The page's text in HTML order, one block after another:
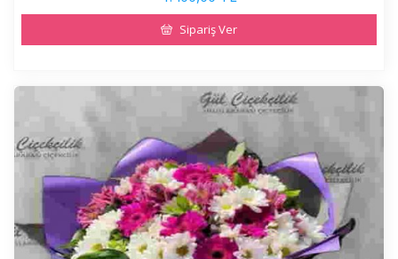
Sipariş Ver